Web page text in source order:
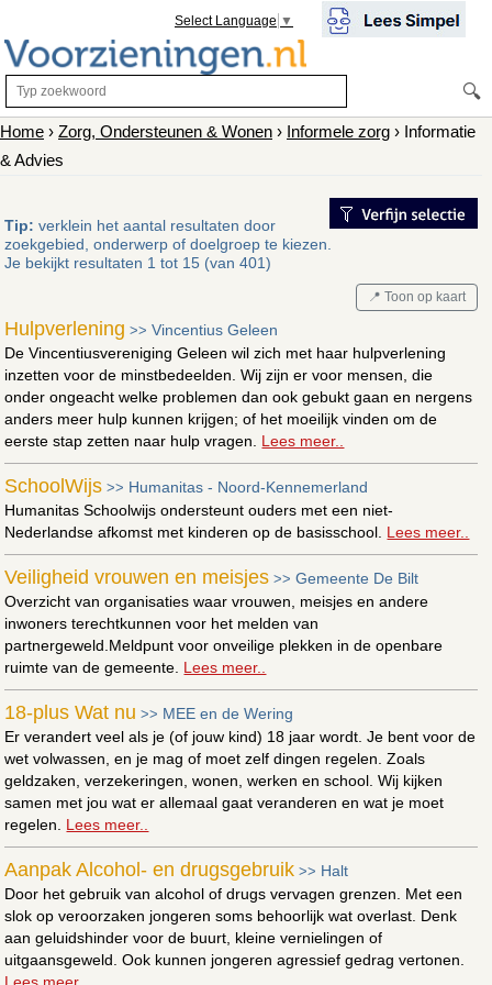
Select Language ▼
🔍
Home › Zorg, Ondersteunen & Wonen › Informele zorg › Informatie
& Advies
Tip: verklein het aantal resultaten door
zoekgebied, onderwerp of doelgroep te kiezen.
Je bekijkt resultaten 1 tot 15 (van 401)
📍 Toon op kaart
Hulpverlening >>Vincentius Geleen
De Vincentiusvereniging Geleen wil zich met haar hulpverlening
inzetten voor de minstbedeelden. Wij zijn er voor mensen, die
onder ongeacht welke problemen dan ook gebukt gaan en nergens
anders meer hulp kunnen krijgen; of het moeilijk vinden om de
eerste stap zetten naar hulp vragen. Lees meer..
SchoolWijs >> Humanitas - Noord-Kennemerland
Humanitas Schoolwijs ondersteunt ouders met een niet-
Nederlandse afkomst met kinderen op de basisschool. Lees meer..
Veiligheid vrouwen en meisjes >>Gemeente De Bilt
Overzicht van organisaties waar vrouwen, meisjes en andere
inwoners terechtkunnen voor het melden van
partnergeweld.Meldpunt voor onveilige plekken in de openbare
ruimte van de gemeente. Lees meer..
18-plus Wat nu >> MEE en de Wering
Er verandert veel als je (of jouw kind) 18 jaar wordt. Je bent voor de
wet volwassen, en je mag of moet zelf dingen regelen. Zoals
geldzaken, verzekeringen, wonen, werken en school. Wij kijken
samen met jou wat er allemaal gaat veranderen en wat je moet
regelen. Lees meer..
Aanpak Alcohol- en drugsgebruik >> Halt
Door het gebruik van alcohol of drugs vervagen grenzen. Met een
slok op veroorzaken jongeren soms behoorlijk wat overlast. Denk
aan geluidshinder voor de buurt, kleine vernielingen of
uitgaansgeweld. Ook kunnen jongeren agressief gedrag vertonen.
Lees meer..